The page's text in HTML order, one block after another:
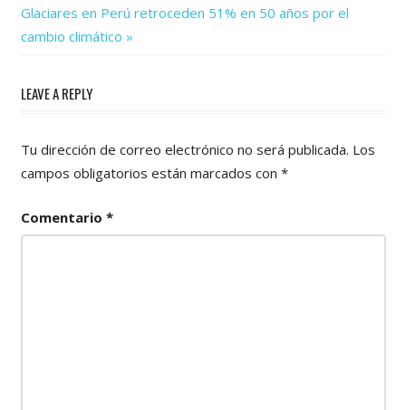
de
entradas
Next
Post:
Glaciares en Perú retroceden 51% en 50 años por el
cambio climático
LEAVE A REPLY
Tu dirección de correo electrónico no será publicada. Los
campos obligatorios están marcados con *
Comentario *